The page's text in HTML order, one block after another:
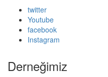
twitter
Youtube
facebook
Instagram
Derneğimiz